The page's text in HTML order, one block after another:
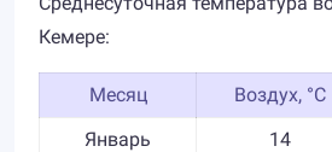
Кемере:
Месяц Воздух, °C
Январь
14